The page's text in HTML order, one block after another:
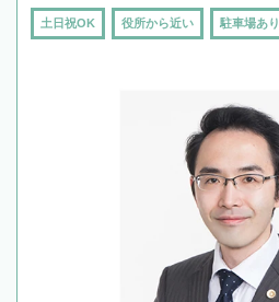
土日祝OK 役所から近い 駐車場あり